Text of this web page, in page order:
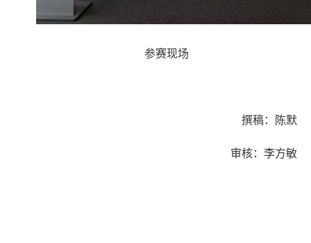
参赛现场
撰稿：陈默
审核：李方敏